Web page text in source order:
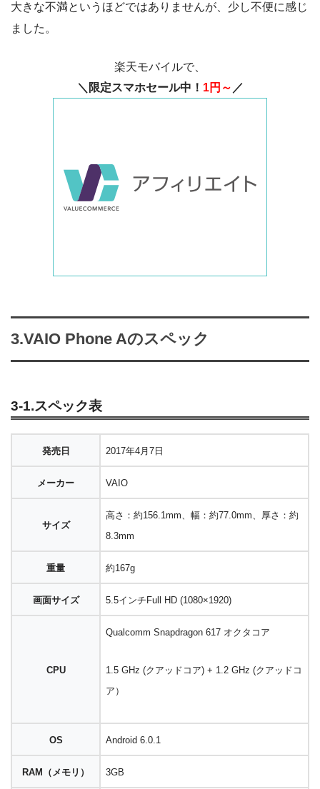
大きな不満というほどではありませんが、少し不便に感じ
ました。
楽天モバイルで、
＼限定スマホセール中！ 1円～ ／
3.VAIO Phone Aのスペック
3-1.スペック表
発売日 2017年4月7日
メーカー VAIO
サイズ
高さ：約156.1mm、幅：約77.0mm、厚さ：約
8.3mm
重量 約167g
画面サイズ 5.5インチFull HD (1080×1920)
CPU
Qualcomm Snapdragon 617 オクタコア
1.5 GHz (クアッドコア) + 1.2 GHz (クアッドコ
ア）
OS Android 6.0.1
RAM（メモリ） 3GB